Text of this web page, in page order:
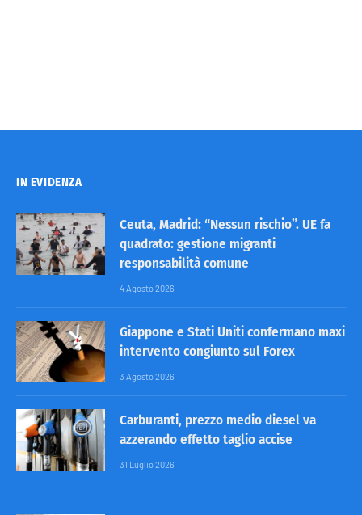
IN EVIDENZA
Ceuta, Madrid: “Nessun rischio”. UE fa
quadrato: gestione migranti
responsabilità comune
4 Agosto 2026
Giappone e Stati Uniti confermano maxi
intervento congiunto sul Forex
3 Agosto 2026
Carburanti, prezzo medio diesel va
azzerando effetto taglio accise
31 Luglio 2026